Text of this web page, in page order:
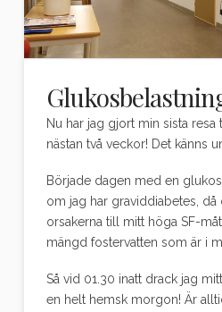
Nu har jag gjort min sista resa
nästan två veckor! Det känns
Började dagen med en
om jag har graviddiabetes, då
orsakerna till mitt höga SF-
mängd fostervatten som är i
Så vid 01.30 inatt drack jag
en helt hemsk morgon! Är